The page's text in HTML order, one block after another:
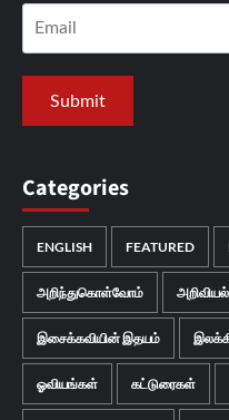
Categories
ENGLISH FEATURED
அறிந்துகொள்வோம் அறிவியல்
இசைக்கவியின் இதயம்
ஓவியங்கள் கட்டுரைகள்